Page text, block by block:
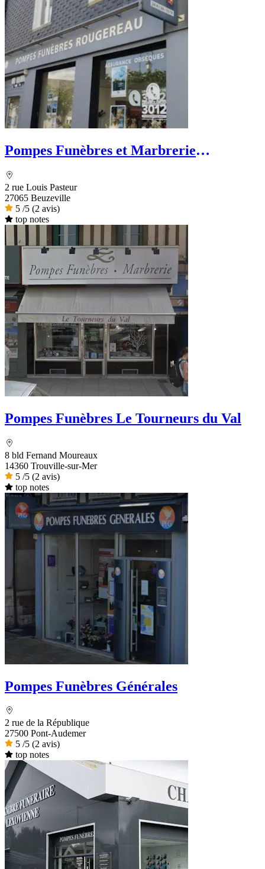
Pompes Funèbres et Marbrerie
2 rue Louis Pasteur
27065 Beuzeville
5 /5 (2 avis)
top notes
Pompes Funèbres Le Tourneurs du Val
8 bld Fernand Moureaux
14360 Trouville-sur-Mer
5 /5 (2 avis)
top notes
Pompes Funèbres Générales
2 rue de la République
27500 Pont-Audemer
5 /5 (2 avis)
top notes